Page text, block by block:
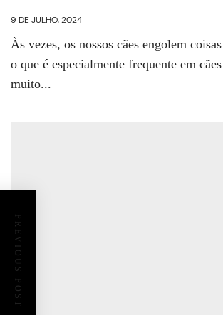
PREVIOUS POST
9 DE JULHO, 2024
Às vezes, os nossos cães engolem
o que é especialmente frequente em
muito...